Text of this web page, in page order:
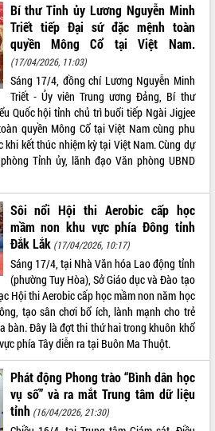
Bí thư Tỉnh ủy Lương Nguyễn Minh
Triết tiếp Đại sứ đặc mệnh toàn
quyền Mông Cổ tại Việt Nam.
(17/04/2026, 11:03)
Sáng 17/4, đồng chí Lương Nguyễn Minh
Triết - Ủy viên Trung ương Đảng, Bí thư
Quốc hội tỉnh chủ trì buổi tiếp Ngài Jigjee
quyền Mông Cổ tại Việt Nam cùng phu
kết thúc nhiệm kỳ tại Việt Nam. Cùng dự
Tỉnh ủy, lãnh đạo Văn phòng UBND
Sôi nổi Hội thi Aerobic cấp học
mầm non khu vực phía Đông tỉnh
Đắk Lắk (17/04/2026, 10:17)
Sáng 17/4, tại Nhà Văn hóa Lao động tỉnh
(phường Tuy Hòa), Sở Giáo dục và Đào tạo
Hội thi Aerobic cấp học mầm non năm học
tạo sân chơi bổ ích, lành mạnh cho trẻ
bàn. Đây là đợt thi thứ hai trong khuôn khổ
phía Tây diễn ra tại Buôn Ma Thuột.
Phát động Phong trào “Bình dân học
vụ số” và ra mắt Trung tâm dữ liệu
tỉnh (16/04/2026, 21:30)